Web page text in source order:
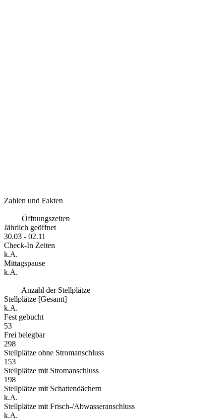
Zahlen und Fakten
Öffnungszeiten
Jährlich geöffnet
30.03 - 02.11
Check-In Zeiten
k.A.
Mittagspause
k.A.
Anzahl der Stellplätze
Stellplätze [Gesamt]
k.A.
Fest gebucht
53
Frei belegbar
298
Stellplätze ohne Stromanschluss
153
Stellplätze mit Stromanschluss
198
Stellplätze mit Schattendächern
k.A.
Stellplätze mit Frisch-/Abwasseranschluss
k.A.